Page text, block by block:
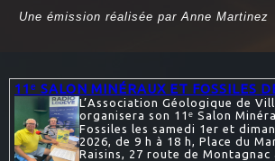
Une émission réalisée par Anne Martinez
11ᵉ SALON MINÉRAUX ET FOSSILES
L’Association Géologique de
organisera son 11ᵉ Salon
Fossiles les samedi 1er et
2026, de 9 h à 18 h, Place du
Raisins, 27 route de Montagnac